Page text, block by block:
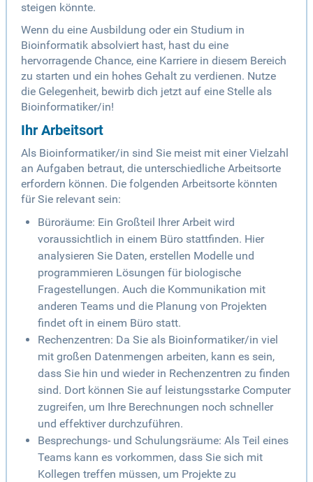
steigen könnte.
Wenn du eine Ausbildung oder ein Studium in
Bioinformatik absolviert hast, hast du eine
hervorragende Chance, eine Karriere in diesem Bereich
zu starten und ein hohes Gehalt zu verdienen. Nutze
die Gelegenheit, bewirb dich jetzt auf eine Stelle als
Bioinformatiker/in!
Ihr Arbeitsort
Als Bioinformatiker/in sind Sie meist mit einer Vielzahl
an Aufgaben betraut, die unterschiedliche Arbeitsorte
erfordern können. Die folgenden Arbeitsorte könnten
für Sie relevant sein:
Büroräume: Ein Großteil Ihrer Arbeit wird
voraussichtlich in einem Büro stattfinden. Hier
analysieren Sie Daten, erstellen Modelle und
programmieren Lösungen für biologische
Fragestellungen. Auch die Kommunikation mit
anderen Teams und die Planung von Projekten
findet oft in einem Büro statt.
Rechenzentren: Da Sie als Bioinformatiker/in viel
mit großen Datenmengen arbeiten, kann es sein,
dass Sie hin und wieder in Rechenzentren zu finden
sind. Dort können Sie auf leistungsstarke Computer
zugreifen, um Ihre Berechnungen noch schneller
und effektiver durchzuführen.
Besprechungs- und Schulungsräume: Als Teil eines
Teams kann es vorkommen, dass Sie sich mit
Kollegen treffen müssen, um Projekte zu